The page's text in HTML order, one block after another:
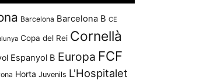
Barcelona Barcelona B CE
Copa del Rei Cornellà
Espanyol B Europa FCF
Horta Juvenils L'Hospitalet